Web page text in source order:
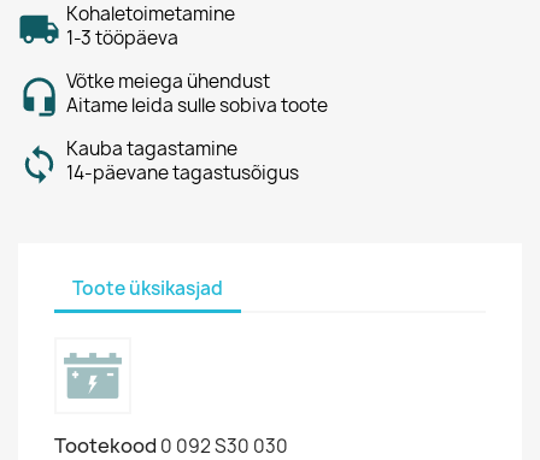
Kohaletoimetamine
1-3 tööpäeva
Võtke meiega ühendust
Aitame leida sulle sobiva toote
Kauba tagastamine
14-päevane tagastusõigus
Toote üksikasjad
Tootekood 0 092 S30 030